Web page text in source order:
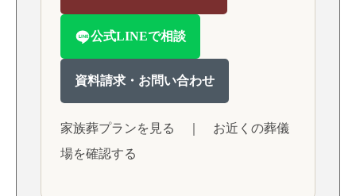
公式LINEで相談
資料請求・お問い合わせ
家族葬プランを見る
お近くの葬儀
場を確認する